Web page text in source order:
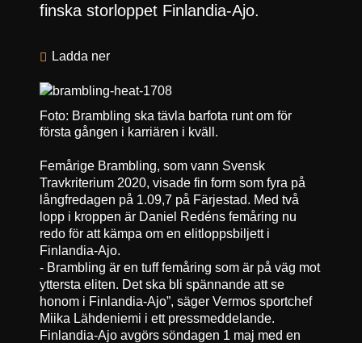
Foto: Brambling ska tävla barfota runt om för
första gången i karriären i kväll.
finska storloppet Finlandia-Ajo.
Femårige Brambling, som vann Svensk
Travkriterium 2020, visade fin form som fyra på
långfredagen på 1.09,7 på Färjestad. Med två
lopp i kroppen är Daniel Redéns femåring nu
redo för att kämpa om en elitloppsbiljett i
Finlandia-Ajo.
- Brambling är en tuff femåring som är på väg mot
yttersta eliten. Det ska bli spännande att se
honom i Finlandia-Ajo”, säger Vermos sportchef
Miika Lähdeniemi i ett pressmeddelande.
Finlandia-Ajo avgörs söndagen 1 maj med en
Ladda ner